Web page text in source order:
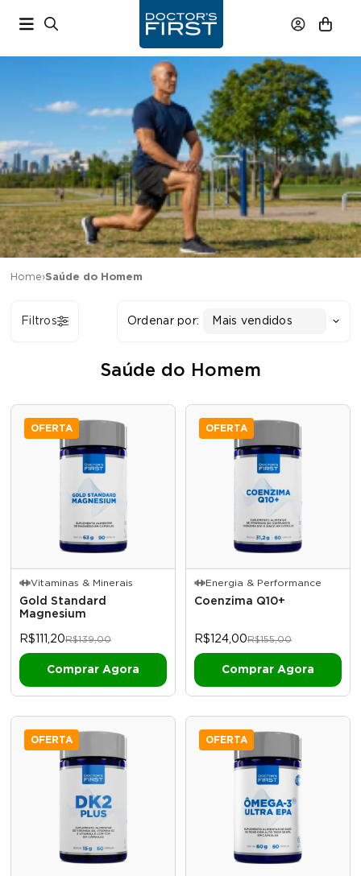
Home›Saúde do Homem
Ordenar por: Mais vendidos
Filtros
Saúde do Homem
OFERTA
Vitaminas & Minerais
Gold Standard
Magnesium
R$111,20R$139,00
OFERTA
Energia & Performance
Coenzima Q10+
R$124,00R$155,00
OFERTA OFERTA